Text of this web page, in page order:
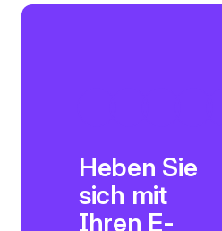
Heben Sie
sich mit
Ihren E-